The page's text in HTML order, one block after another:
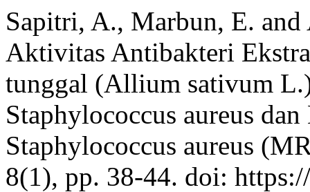
Sapitri, A., Marbun, E.
Aktivitas Antibakteri
tunggal (Allium sativum
Staphylococcus aureus
Staphylococcus aureus
8(1), pp. 38-44. doi: